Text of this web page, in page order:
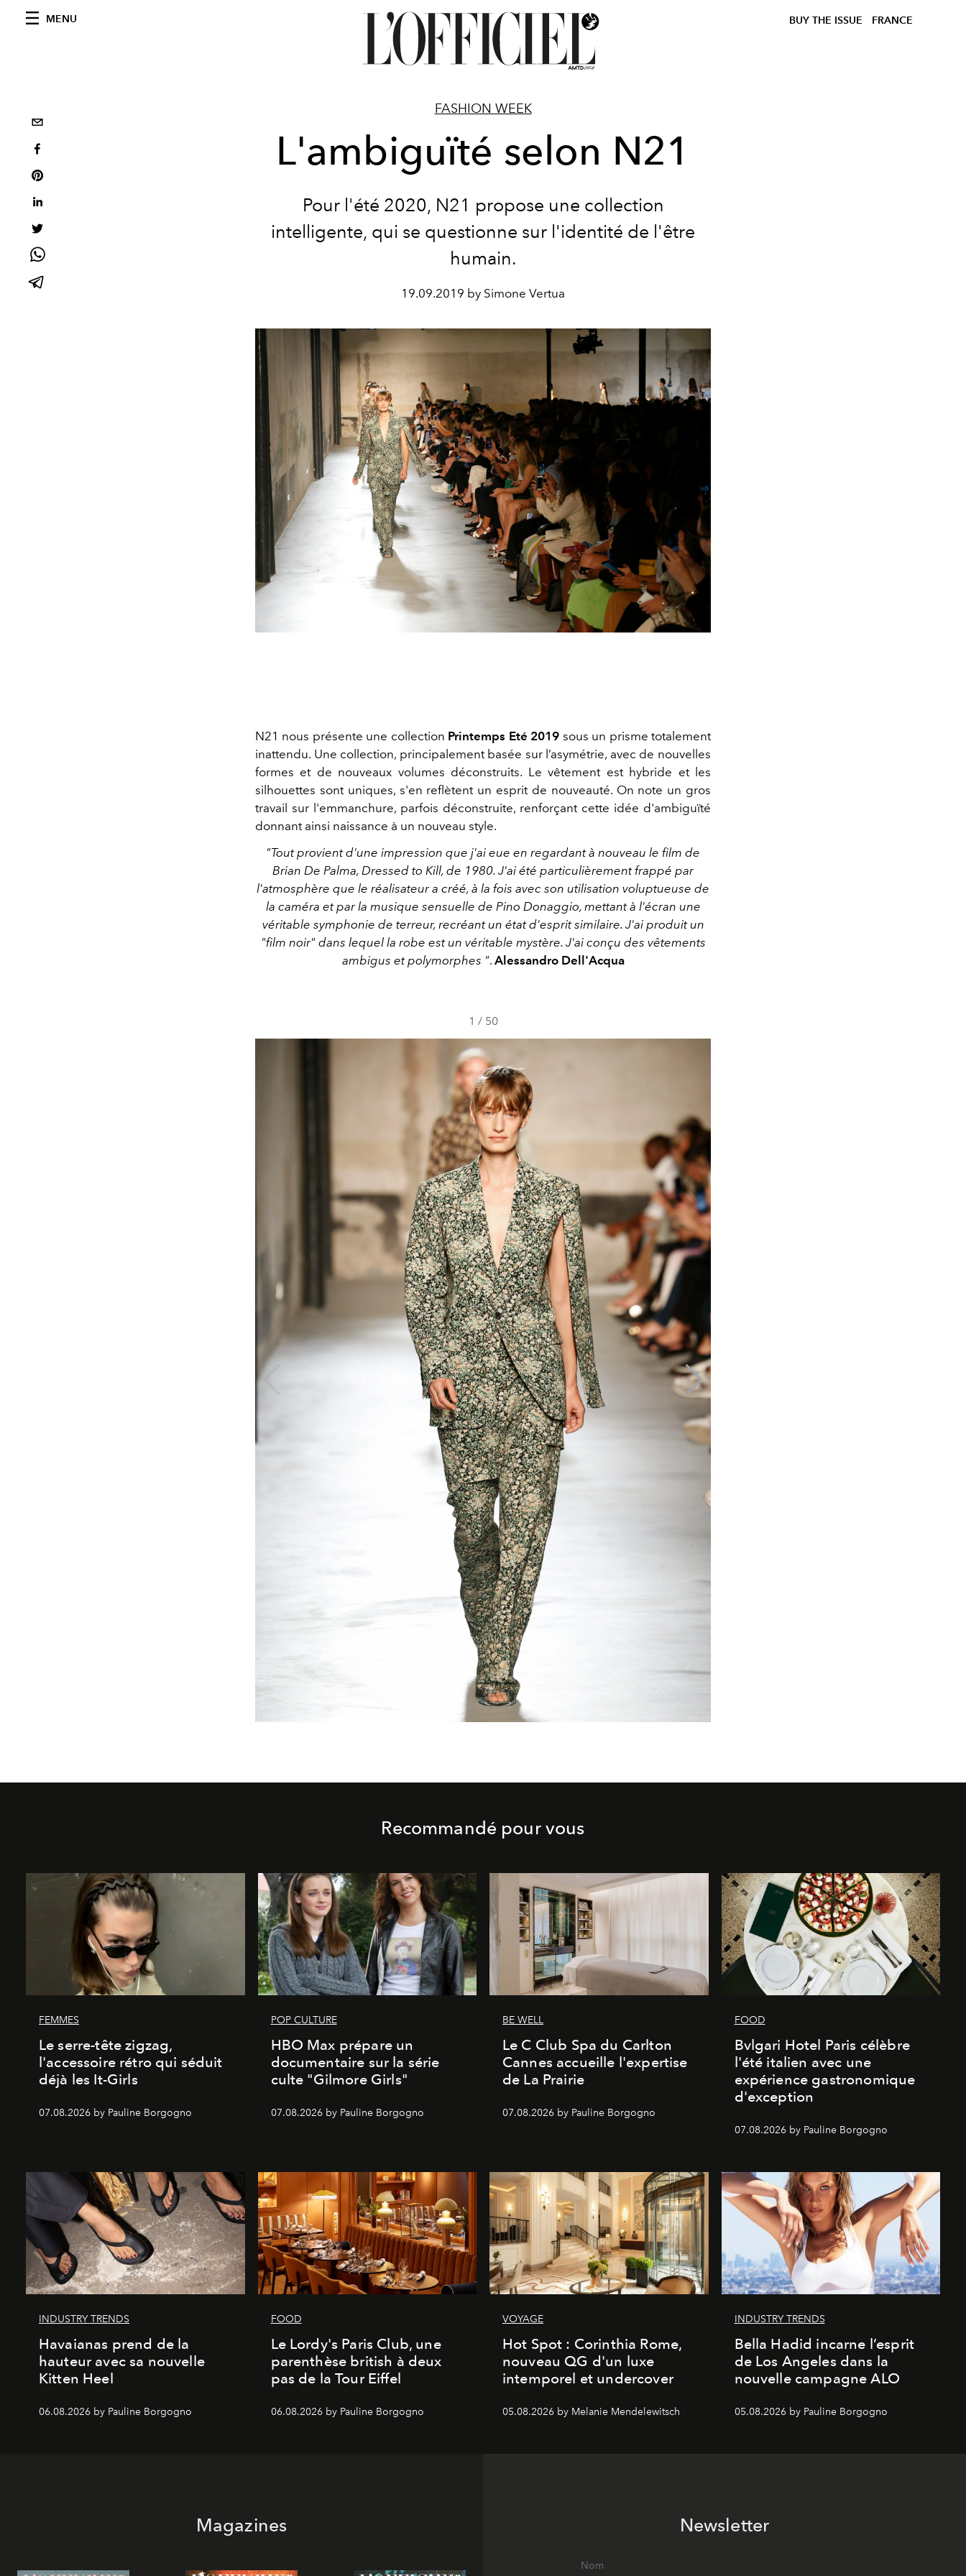
MENU BUY THE ISSUE FRANCE
FASHION WEEK
L'ambiguïté selon N21
Pour l'été 2020, N21 propose une collection
intelligente, qui se questionne sur l'identité de l'être
humain.
19.09.2019 by Simone Vertua
N21 nous présente une collection Printemps Eté 2019 sous un prisme totalement
inattendu. Une collection, principalement basée sur l’asymétrie, avec de nouvelles
formes et de nouveaux volumes déconstruits. Le vêtement est hybride et les
silhouettes sont uniques, s'en reflètent un esprit de nouveauté. On note un gros
travail sur l'emmanchure, parfois déconstruite, renforçant cette idée d'ambiguïté
donnant ainsi naissance à un nouveau style.
"Tout provient d'une impression que j'ai eue en regardant à nouveau le film de
Brian De Palma, Dressed to Kill, de 1980. J'ai été particulièrement frappé par
l'atmosphère que le réalisateur a créé, à la fois avec son utilisation voluptueuse de
la caméra et par la musique sensuelle de Pino Donaggio, mettant à l'écran une
véritable symphonie de terreur, recréant un état d'esprit similaire. J'ai produit un
"film noir" dans lequel la robe est un véritable mystère. J'ai conçu des vêtements
ambigus et polymorphes ". Alessandro Dell'Acqua
1 / 50
Recommandé pour vous
FEMMES
Le serre-tête zigzag,
l'accessoire rétro qui séduit
déjà les It-Girls
07.08.2026 by Pauline Borgogno
POP CULTURE
HBO Max prépare un
documentaire sur la série
culte "Gilmore Girls"
07.08.2026 by Pauline Borgogno
BE WELL
Le C Club Spa du Carlton
Cannes accueille l'expertise
de La Prairie
07.08.2026 by Pauline Borgogno
FOOD
Bvlgari Hotel Paris célèbre
l'été italien avec une
expérience gastronomique
d'exception
07.08.2026 by Pauline Borgogno
INDUSTRY TRENDS
Havaianas prend de la
hauteur avec sa nouvelle
Kitten Heel
06.08.2026 by Pauline Borgogno
FOOD
Le Lordy's Paris Club, une
parenthèse british à deux
pas de la Tour Eiffel
06.08.2026 by Pauline Borgogno
VOYAGE
Hot Spot : Corinthia Rome,
nouveau QG d'un luxe
intemporel et undercover
05.08.2026 by Melanie Mendelewitsch
INDUSTRY TRENDS
Bella Hadid incarne l’esprit
de Los Angeles dans la
nouvelle campagne ALO
05.08.2026 by Pauline Borgogno
Magazines Newsletter